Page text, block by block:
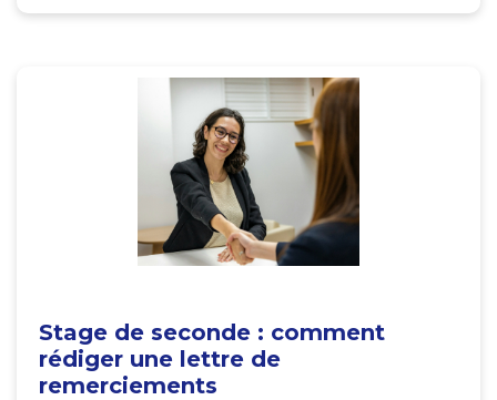
Stage de seconde : comment
rédiger une lettre de
remerciements